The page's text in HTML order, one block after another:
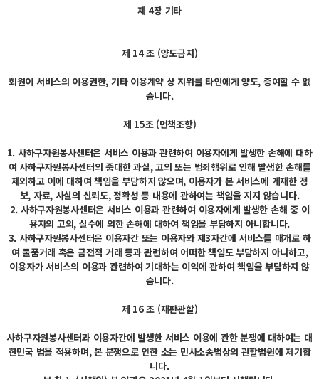
제 4장 기타
제 14 조 (양도금지)
회원이 서비스의 이용권한, 기타 이용계약 상 지위를 타인에게 양도, 증여할 수 없
습니다.
제 15조 (면책조항)
1. 사하구자원봉사센터은 서비스 이용과 관련하여 이용자에게 발생한 손해에 대하
여 사하구자원봉사센터의 중대한 과실, 고의 또는 범죄행위로 인해 발생한 손해를
제외하고 이에 대하여 책임을 부담하지 않으며, 이용자가 본 서비스에 게재한 정
보, 자료, 사실의 신뢰도, 정확성 등 내용에 관하여는 책임을 지지 않습니다.
2. 사하구자원봉사센터은 서비스 이용과 관련하여 이용자에게 발생한 손해 중 이
용자의 고의, 실수에 의한 손해에 대하여 책임을 부담하지 아니합니다.
3. 사하구자원봉사센터은 이용자간 또는 이용자와 제3자간에 서비스를 매개로 하
여 물품거래 혹은 금전적 거래 등과 관련하여 어떠한 책임도 부담하지 아니하고,
이용자가 서비스의 이용과 관련하여 기대하는 이익에 관하여 책임을 부담하지 않
습니다.
제 16 조 (재판관할)
사하구자원봉사센터과 이용자간에 발생한 서비스 이용에 관한 분쟁에 대하여는 대
한민국 법을 적용하며, 본 분쟁으로 인한 소는 민사소송법상의 관할법원에 제기합
니다.